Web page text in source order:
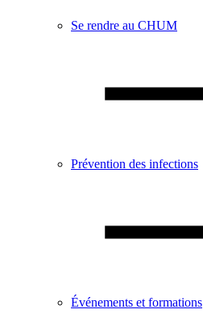
Se rendre au CHUM
Prévention des infections
Événements et formations